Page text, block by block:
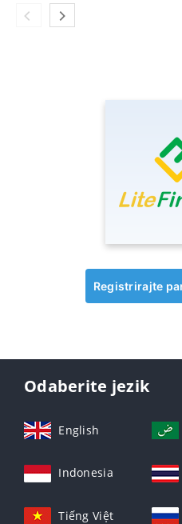
Registrirajte
Odaberite jezik
English
Indonesia
Tiếng Việt